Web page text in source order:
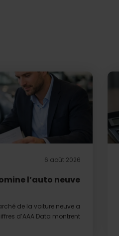
6 août 2026
l’auto neuve
de la voiture neuve a
d’AAA Data montrent